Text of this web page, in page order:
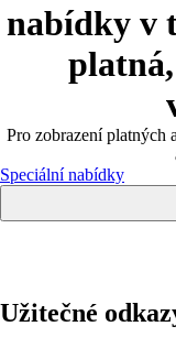
nabídky v
Pro zobrazení platných
Speciální nabídky
Užitečné